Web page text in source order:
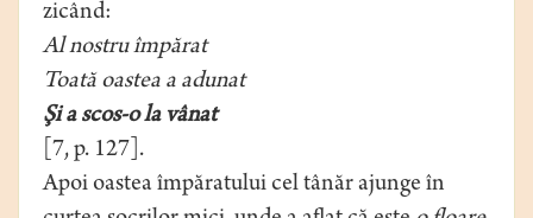
zicând:
Al nostru împărat
Toată oastea a adunat
Şi a scos-o la vânat
[7, p. 127].
Apoi oastea împăratului cel tânăr ajunge în